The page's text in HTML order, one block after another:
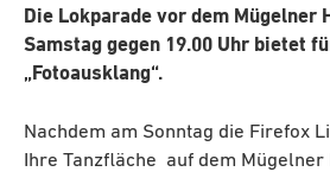
Die Lokparade vor dem Mügelner
Samstag gegen 19.00 Uhr bietet
„Fotoausklang“.
Nachdem am Sonntag die Firefox
Ihre Tanzfläche auf dem